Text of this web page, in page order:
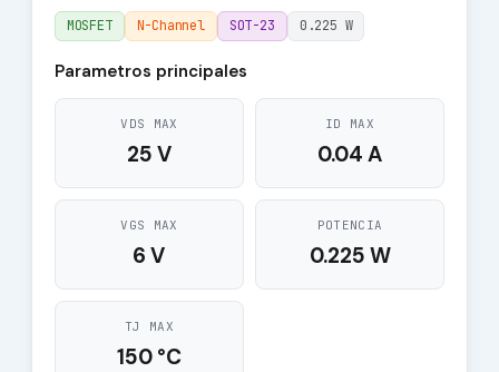
MOSFET N-Channel SOT-23 0.225 W
Parametros principales
VDS MAX
25 V
ID MAX
0.04 A
VGS MAX
6 V
POTENCIA
0.225 W
TJ MAX
150 °C